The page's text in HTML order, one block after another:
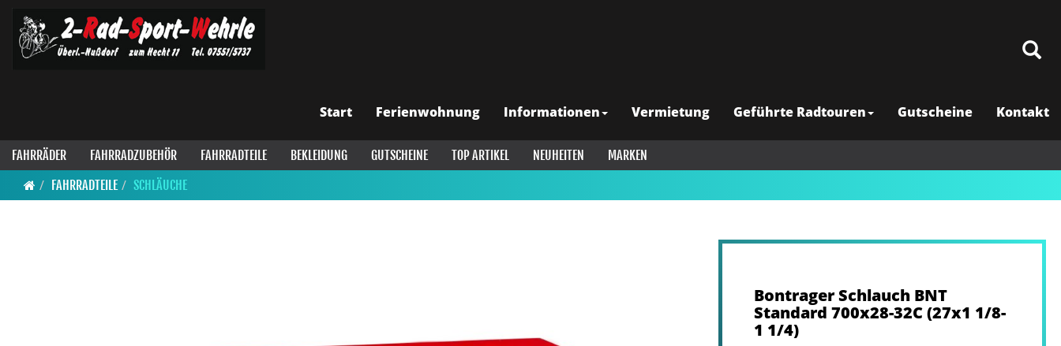
Start Ferienwohnung Informationen Vermietung Geführte Radtouren Gutscheine Kontakt
FAHRRÄDER FAHRRADZUBEHÖR FAHRRADTEILE BEKLEIDUNG GUTSCHEINE TOP ARTIKEL NEUHEITEN
MARKEN
FAHRRADTEILE
SCHLÄUCHE
Bontrager Schlauch BNT
Standard 700x28-32C (27x1 1/8-
1 1/4)